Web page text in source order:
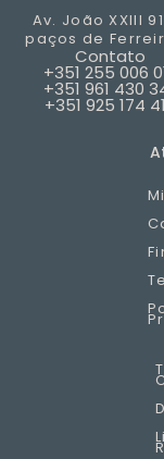
Av. João XXIII
paços de
Contato
+351 255 006
+351 961 430
+351 925 174